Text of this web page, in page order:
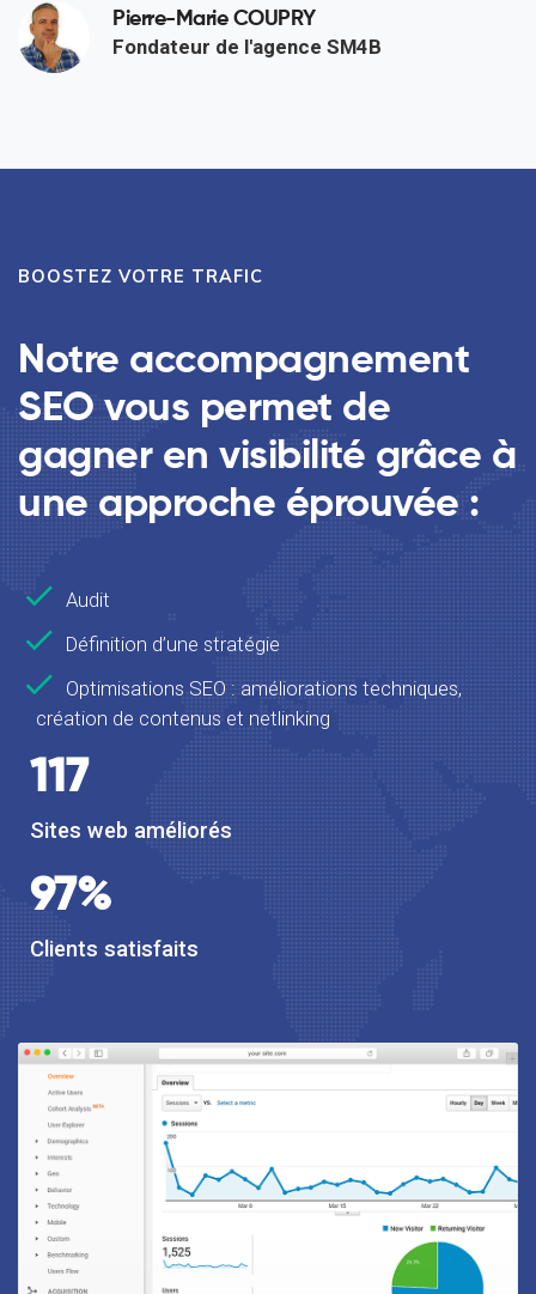
Pierre-Marie COUPRY
Fondateur de l'agence SM4B
BOOSTEZ VOTRE TRAFIC
Notre accompagnement
SEO vous permet de
gagner en visibilité grâce à
une approche éprouvée :
Audit
Définition d’une stratégie
Optimisations SEO : améliorations techniques,
création de contenus et netlinking
117
Sites web améliorés
97%
Clients satisfaits